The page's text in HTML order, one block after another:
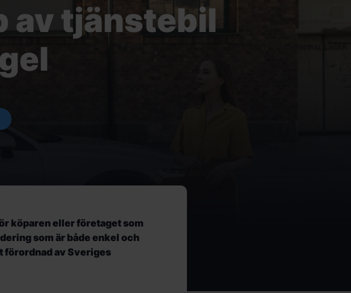
av tjänstebil
köparen eller företaget som
som är både enkel och
förordnad av Sveriges